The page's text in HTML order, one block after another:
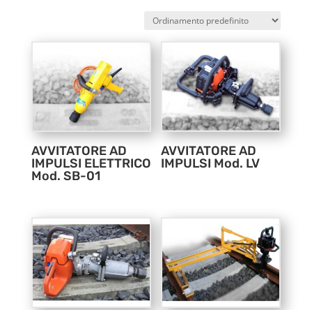
AVVITATORE AD
IMPULSI ELETTRICO
Mod. SB-01
AVVITATORE AD
IMPULSI Mod. LV